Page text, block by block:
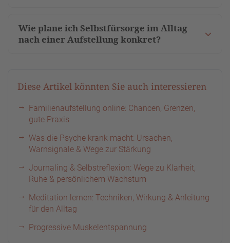
Wie plane ich Selbstfürsorge im Alltag
nach einer Aufstellung konkret?
Diese Artikel könnten Sie auch interessieren
Familienaufstellung online: Chancen, Grenzen,
gute Praxis
Was die Psyche krank macht: Ursachen,
Warnsignale & Wege zur Stärkung
Journaling & Selbstreflexion: Wege zu Klarheit,
Ruhe & persönlichem Wachstum
Meditation lernen: Techniken, Wirkung & Anleitung
für den Alltag
Progressive Muskelentspannung